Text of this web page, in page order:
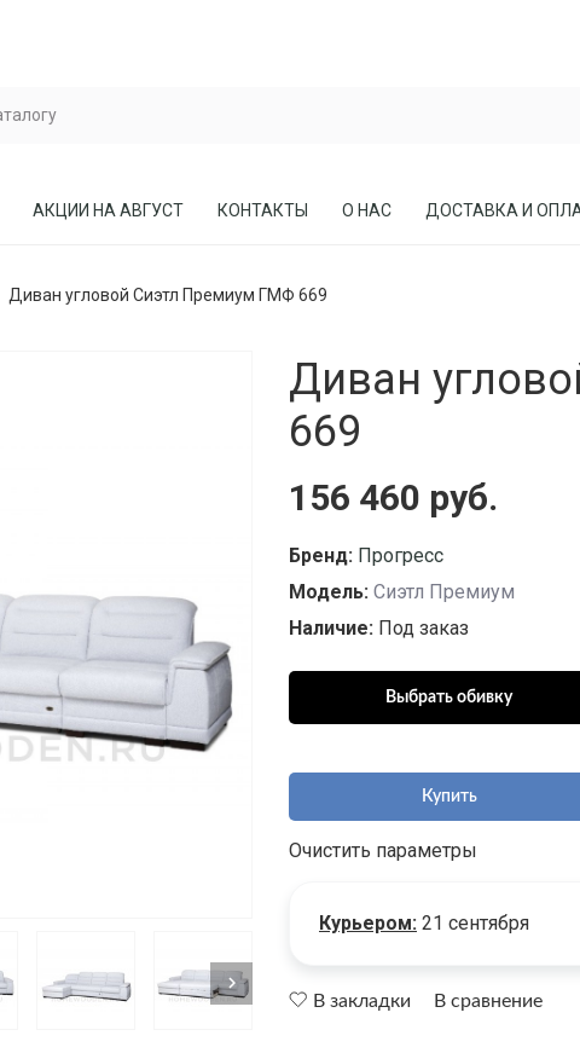
КАБИНЕТЫ,
АКЦИИ НА АВГУСТ КОНТАКТЫ О НАС ДОСТАВКА И
Диван угловой Сиэтл Премиум ГМФ 669
Диван
669
156 460 руб.
Бренд: Прогресс
Модель: Сиэтл Премиум
Наличие: Под заказ
Купить
Очистить параметры
Курьером: 21 сентября
В закладки В сравнение